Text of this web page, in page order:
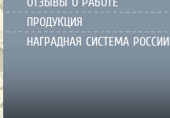
ПРОДУКЦИЯ
НАГРАДНАЯ СИСТЕМА РОССИИ